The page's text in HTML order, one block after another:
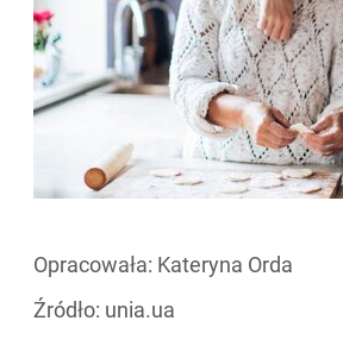
Opracowała: Kateryna Orda
Źródło: unia.ua